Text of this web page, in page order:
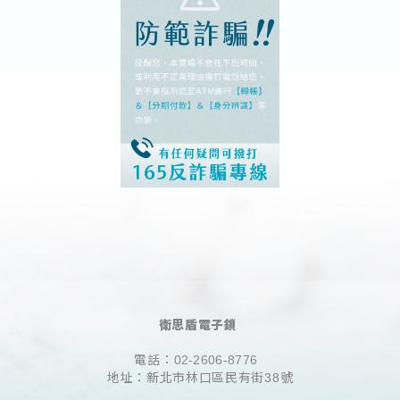
衛思盾電子鎖
電話： 02-2606-8776
地址：新北市林口區民有街38號